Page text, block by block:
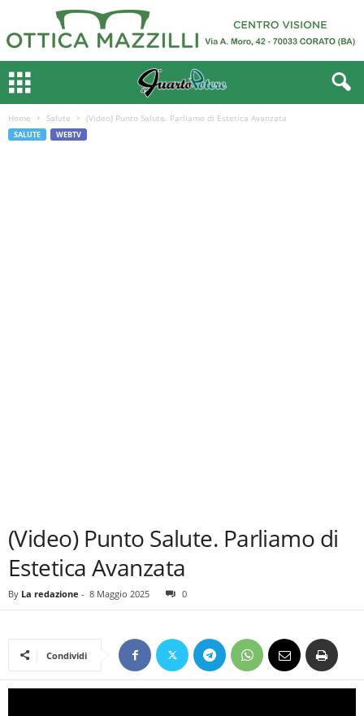
Home Salute (Video) Punto Salute. Parliamo di Estetica Avanzata
SALUTE WEBTV
(Video) Punto Salute. Parliamo di
Estetica Avanzata
By La redazione - 8 Maggio 2025 0
Condividi